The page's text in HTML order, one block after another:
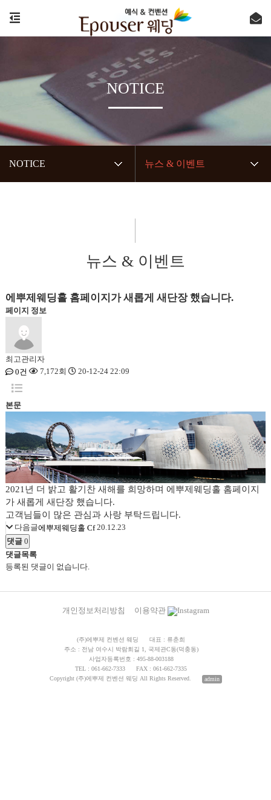
NOTICE 뉴스 & 이벤트
NOTICE
뉴스 & 이벤트
에뿌제웨딩홀 홈페이지가 새롭게 새단장 했습니다.
페이지 정보
최고관리자
0건
7,172회 20-12-24 22:09
본문
2021년 더 밝고 활기찬 새해를 희망하며 에뿌제웨딩홀 홈페이지
가 새롭게 새단장 했습니다.
고객님들이 많은 관심과 사랑 부탁드립니다.
다음글에뿌제웨딩홀 Cf 20.12.23
댓글0
댓글목록
등록된 댓글이 없습니다.
개인정보처리방침 이용약관 Instagram
(주)에뿌제 컨벤션 웨딩
대표 : 류춘희
주소 : 전남 여수시 박람회길 1, 국제관C동(덕충동)
사업자등록번호 : 495-88-003188
TEL : 061-662-7333
FAX : 061-662-7335
Copyright (주)에뿌제 컨벤션 웨딩 All Rights Reserved.
admin